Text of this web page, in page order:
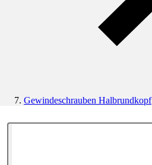
Gewindeschrauben Halbrundkopf